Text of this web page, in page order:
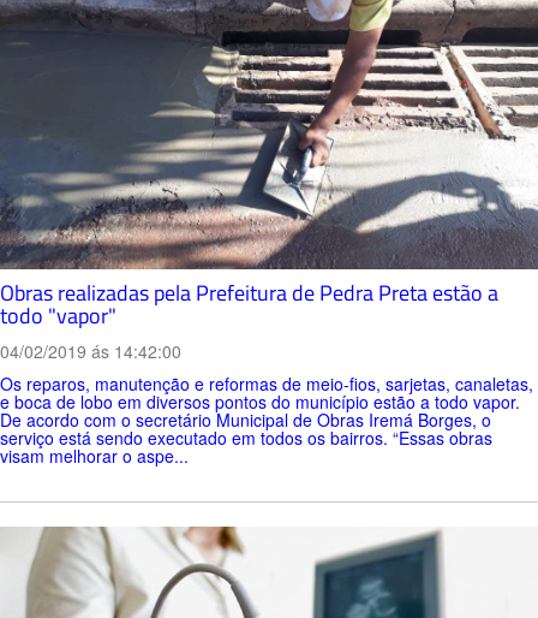
Obras realizadas pela Prefeitura de Pedra Preta estão a
todo "vapor"
04/02/2019 ás 14:42:00
Os reparos, manutenção e reformas de meio-fios, sarjetas, canaletas,
e boca de lobo em diversos pontos do município estão a todo vapor.
De acordo com o secretário Municipal de Obras Iremá Borges, o
serviço está sendo executado em todos os bairros. “Essas obras
visam melhorar o aspe...